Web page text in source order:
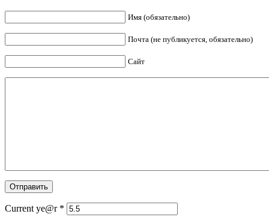
Имя (обязательно)
Почта (не публикуется, обязательно)
Сайт
Current ye@r *